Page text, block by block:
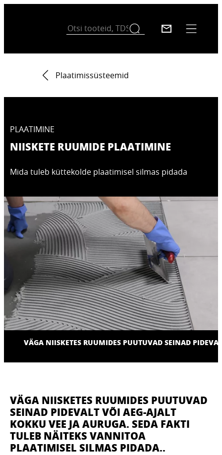
Plaatimissüsteemid
PLAATIMINE
NIISKETE RUUMIDE PLAATIMINE
Mida tuleb küttekolde plaatimisel silmas pidada
VÄGA NIISKETES RUUMIDES PUUTUVAD SEINAD
VÄGA NIISKETES RUUMIDES PUUTUVAD
SEINAD PIDEVALT VÕI AEG-AJALT
KOKKU VEE JA AURUGA. SEDA FAKTI
TULEB NÄITEKS VANNITOA
PLAATIMISEL SILMAS PIDADA..